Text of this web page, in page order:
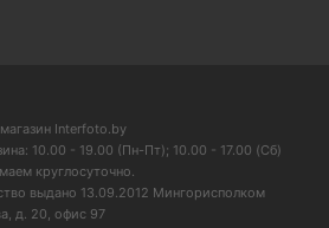
Interfoto.by
10.00 - 19.00 (Пн-Пт); 10.00 - 17.00 (Сб)
круглосуточно.
выдано 13.09.2012 Мингорисполком
д. 20, офис 97